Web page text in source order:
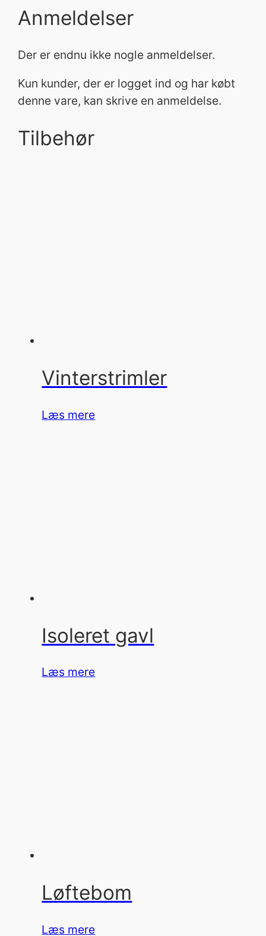
Anmeldelser
Der er endnu ikke nogle anmeldelser.
Kun kunder, der er logget ind og har købt
denne vare, kan skrive en anmeldelse.
Tilbehør
Vinterstrimler
Læs mere
Isoleret gavl
Læs mere
Løftebom
Læs mere